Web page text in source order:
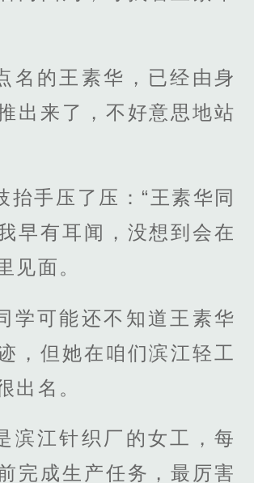
名的王素华，已经由身
出来了，不好意思地站
抬手压了压：“王素华同
早有耳闻，没想到会在
见面。
学可能还不知道王素华
，但她在咱们滨江轻工
出名。
滨江针织厂的女工，每
完成生产任务，最厉害